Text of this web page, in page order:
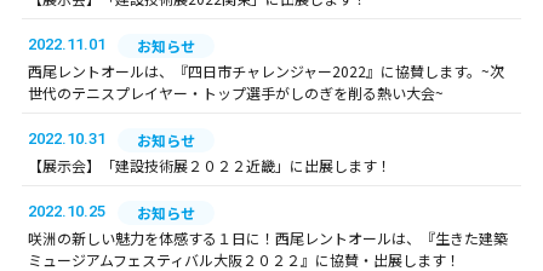
2022.11.01
お知らせ
西尾レントオールは、『四日市チャレンジャー2022』に協賛します。~次
世代のテニスプレイヤー・トップ選手がしのぎを削る熱い大会~
2022.10.31
お知らせ
【展示会】「建設技術展２０２２近畿」に出展します！
2022.10.25
お知らせ
咲洲の新しい魅力を体感する１日に！西尾レントオールは、『生きた建築
ミュージアムフェスティバル大阪２０２２』に協賛・出展します！